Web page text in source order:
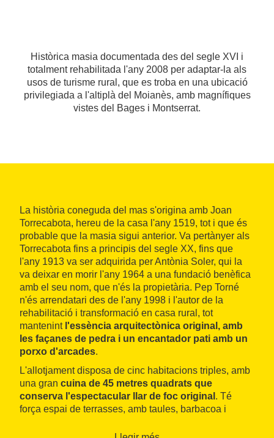
Històrica masia documentada des del segle XVI i
totalment rehabilitada l'any 2008 per adaptar-la als
usos de turisme rural, que es troba en una ubicació
privilegiada a l'altiplà del Moianès, amb magnífiques
vistes del Bages i Montserrat.
La història coneguda del mas s'origina amb Joan
Torrecabota, hereu de la casa l'any 1519, tot i que és
probable que la masia sigui anterior. Va pertànyer als
Torrecabota fins a principis del segle XX, fins que
l'any 1913 va ser adquirida per Antònia Soler, qui la
va deixar en morir l'any 1964 a una fundació benèfica
amb el seu nom, que n'és la propietària. Pep Torné
n'és arrendatari des de l'any 1998 i l'autor de la
rehabilitació i transformació en casa rural, tot
mantenint l'essència arquitectònica original, amb
les façanes de pedra i un encantador pati amb un
porxo d'arcades.
L'allotjament disposa de cinc habitacions triples, amb
una gran cuina de 45 metres quadrats que
conserva l'espectacular llar de foc original . Té
força espai de terrasses, amb taules, barbacoa i
piscina i un parc infantil amb gronxadors. La finca està